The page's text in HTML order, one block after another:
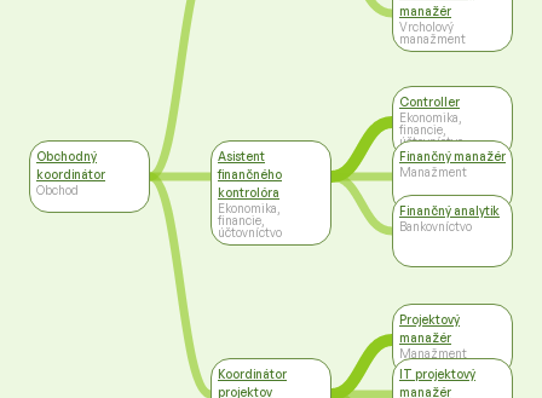
Obchodný
koordinátor
Obchod
Asistent
finančného
kontrolóra
Ekonomika,
financie,
účtovníctvo
Koordinátor
projektov
manažér
Vrcholový
manažment
Controller
Ekonomika,
financie,
účtovníctvo
Finančný manažér
Manažment
Finančný analytik
Bankovníctvo
Projektový
manažér
Manažment
IT projektový
manažér